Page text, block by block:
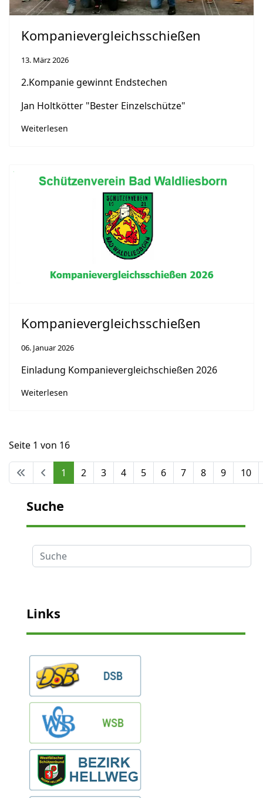
Kompanievergleichsschießen
13. März 2026
2.Kompanie gewinnt Endstechen
Jan Holtkötter "Bester Einzelschütze"
Weiterlesen
Kompanievergleichsschießen
06. Januar 2026
Einladung Kompanievergleichschießen 2026
Weiterlesen
Seite 1 von 16
1 2 3 4 5 6 7 8 9 10
Suche
Suche
Links